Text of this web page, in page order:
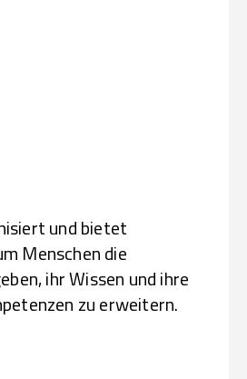
und bietet
Menschen die
ihr Wissen und ihre
zu erweitern.